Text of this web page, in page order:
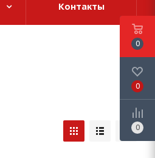
Контакты
0
0
0